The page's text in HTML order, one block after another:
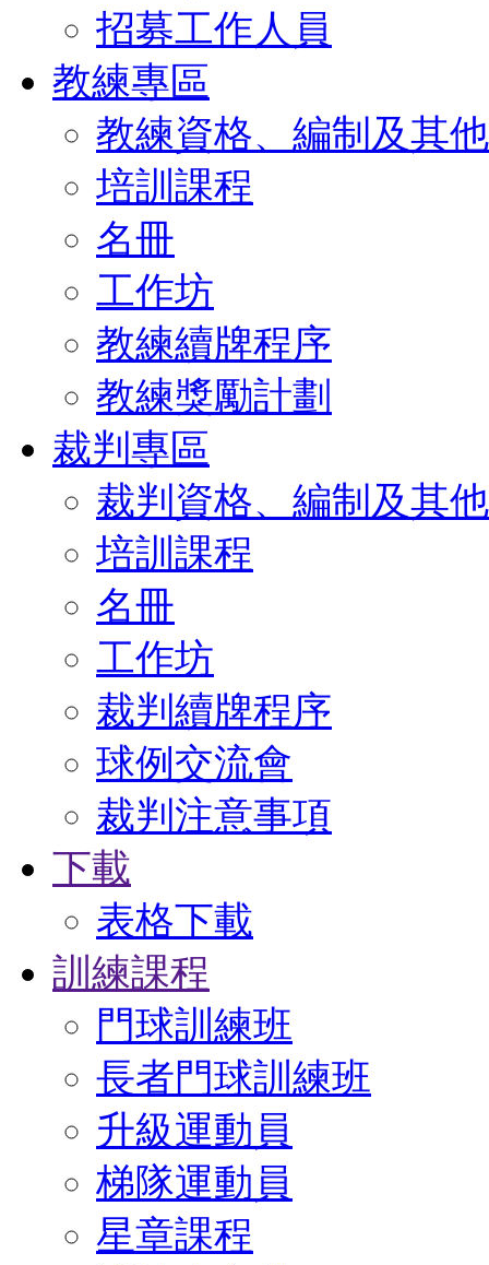
招募工作人員
教練專區
教練資格、編制及其
培訓課程
名冊
工作坊
教練續牌程序
教練獎勵計劃
裁判專區
裁判資格、編制及其
培訓課程
名冊
工作坊
裁判續牌程序
球例交流會
裁判注意事項
下載
表格下載
訓練課程
門球訓練班
長者門球訓練班
升級運動員
梯隊運動員
星章課程